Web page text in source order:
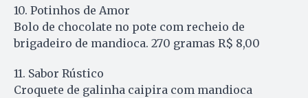
10. Potinhos de Amor
Bolo de chocolate no pote com recheio de
brigadeiro de mandioca. 270 gramas R$ 8,00
11. Sabor Rústico
Croquete de galinha caipira com mandioca